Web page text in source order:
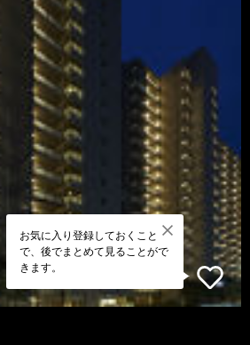
お気に入り登録しておくこと
で、後でまとめて見ることがで
きます。